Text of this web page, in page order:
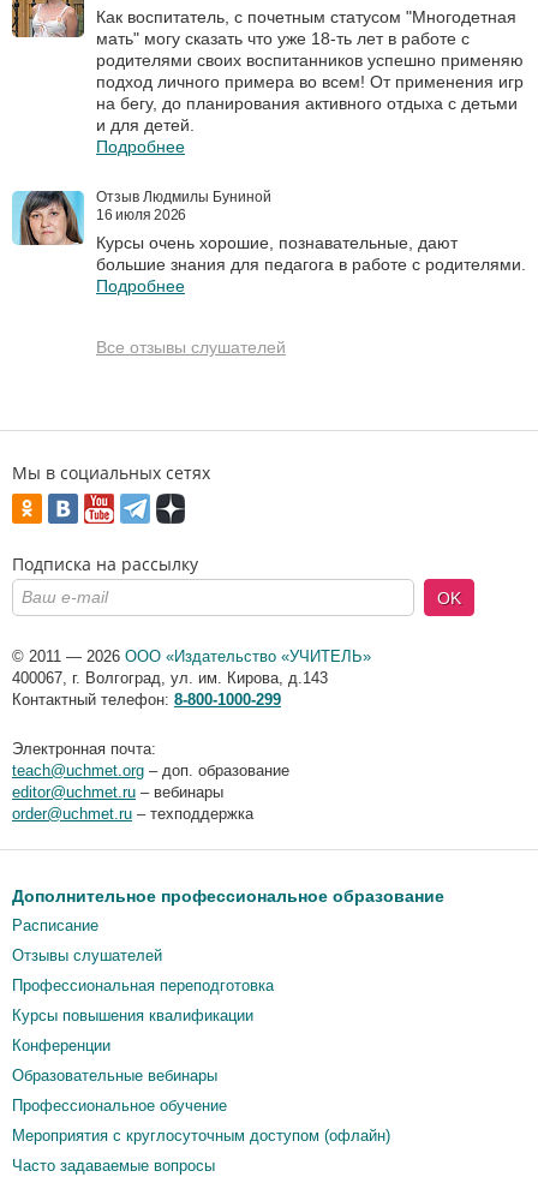
Как воспитатель, с почетным статусом "Многодетная
мать" могу сказать что уже 18-ть лет в работе с
родителями своих воспитанников успешно применяю
подход личного примера во всем! От применения игр
на бегу, до планирования активного отдыха с детьми
и для детей.
Подробнее
Отзыв Людмилы Буниной
16 июля 2026
Курсы очень хорошие, познавательные, дают
большие знания для педагога в работе с родителями.
Подробнее
Все отзывы слушателей
Мы в социальных сетях
Подписка на рассылку
OK
© 2011 — 2026 ООО «Издательство «УЧИТЕЛЬ»
400067, г. Волгоград, ул. им. Кирова, д.143
Контактный телефон: 8-800-1000-299
Электронная почта:
teach@uchmet.org – доп. образование
editor@uchmet.ru – вебинары
order@uchmet.ru – техподдержка
Дополнительное профессиональное образование
Расписание
Отзывы слушателей
Профессиональная переподготовка
Курсы повышения квалификации
Конференции
Образовательные вебинары
Профессиональное обучение
Мероприятия c круглосуточным доступом (офлайн)
Часто задаваемые вопросы